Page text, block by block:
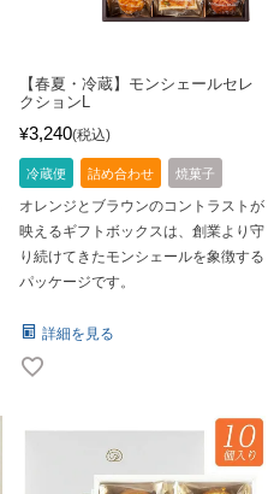
【春夏・冷蔵】モンシェールセレ
クションL
¥3,240 税込
冷蔵便 詰め合わせ 焼菓子
オレンジとブラウンのコントラストが
映えるギフトボックスは、創業より守
り続けてきたモンシェールを象徴する
パッケージです。
詳細を見る